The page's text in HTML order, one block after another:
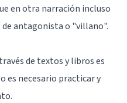
en otra narración incluso
antagonista o "villano".
de textos y libros es
es necesario practicar y